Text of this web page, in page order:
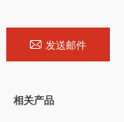
发送邮件
相关产品